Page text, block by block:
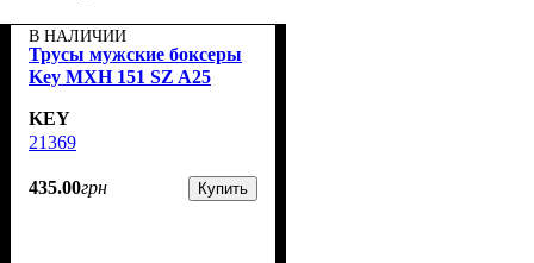
В НАЛИЧИИ
Трусы мужские боксеры
Key MXH 151 SZ A25
KEY
21369
435.00грн Купить